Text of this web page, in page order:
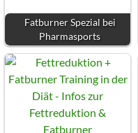
Fatburner Spezial bei
Pharmasports